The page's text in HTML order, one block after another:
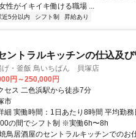
性がイキイキ働ける職場 ...
近5分以内 シフト制 昇給あり
ントラルキッチンの仕込及
げ・釜飯 鳥いちばん 貝塚店
円～250,000円
セス 二色浜駅から徒歩7分
市
細 実働時間：1日あたり8時間 平均勤
の間でシフト制 ※実働6h〜8h
鳥居酒屋のセントラルキッチンでのお